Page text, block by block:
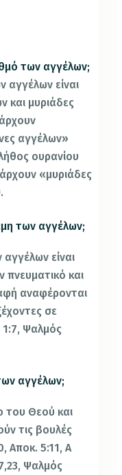
των αγγέλων;
αγγέλων είναι
και μυριάδες
αγγέλων»
ουρανίου
«μυριάδες
των αγγέλων;
είναι
πνευματικό και
αναφέρονται
σε
1:7, Ψαλμός
αγγέλων;
του Θεού και
τις βουλές
Αποκ. 5:11, Α
Ψαλμός